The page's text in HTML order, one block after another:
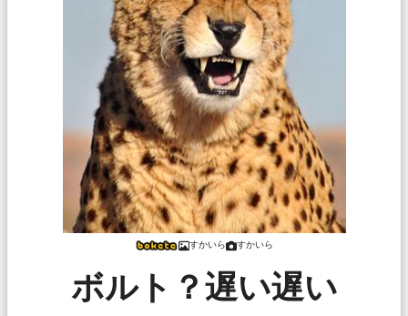
すかいら すかいら
ボルト？遅い遅い